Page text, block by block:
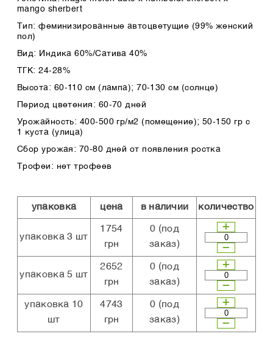
mango sherbert
Тип: феминизированные автоцветущие (99% женский
пол)
Вид: Индика 60%/Сатива 40%
ТГК: 24-28%
Высота: 60-110 см (лампа); 70-130 см (солнце)
Период цветения: 60-70 дней
Урожайность: 400-500 гр/м2 (помещение); 50-150 гр с
1 куста (улица)
Сбор урожая: 70-80 дней от появления ростка
Трофеи: нет трофеев
упаковка цена в наличии количество
упаковка 3 шт
1754
грн
0 (под
заказ)
упаковка 5 шт
2652
грн
0 (под
заказ)
упаковка 10
шт
4743
грн
0 (под
заказ)